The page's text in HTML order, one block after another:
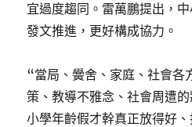
宜過度趨同。雷萬鵬提出，
發文推進，更好構成協力。
“當局、黌舍、家庭、社會各
策、教導不雅念、社會周遭
小學年齡假才幹真正放得好